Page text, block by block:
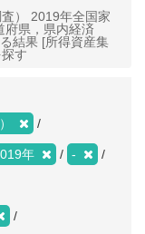
） 2019年全国家
府県，県内経済
結果 [所得資産集
す
年 -